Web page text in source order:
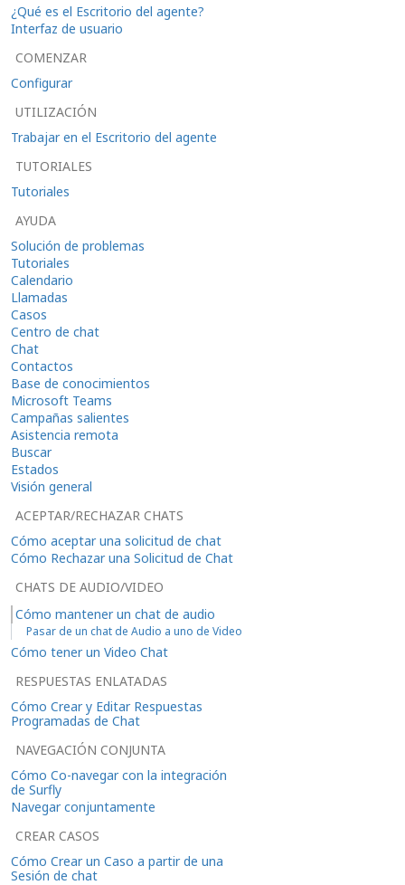
¿Qué es el Escritorio del agente?
Interfaz de usuario
COMENZAR
Configurar
UTILIZACIÓN
Trabajar en el Escritorio del agente
TUTORIALES
Tutoriales
AYUDA
Solución de problemas
Tutoriales
Calendario
Llamadas
Casos
Centro de chat
Chat
Contactos
Base de conocimientos
Microsoft Teams
Campañas salientes
Asistencia remota
Buscar
Estados
Visión general
ACEPTAR/RECHAZAR CHATS
Cómo aceptar una solicitud de chat
Cómo Rechazar una Solicitud de Chat
CHATS DE AUDIO/VIDEO
Cómo mantener un chat de audio
Pasar de un chat de Audio a uno de Video
Cómo tener un Video Chat
RESPUESTAS ENLATADAS
Cómo Crear y Editar Respuestas
Programadas de Chat
NAVEGACIÓN CONJUNTA
Cómo Co-navegar con la integración
de Surfly
Navegar conjuntamente
CREAR CASOS
Cómo Crear un Caso a partir de una
Sesión de chat